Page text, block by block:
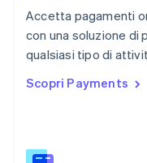
Accetta pagamenti
con una soluzione di
qualsiasi tipo di
Scopri Payments
English简体中文
Regno Unito
English
English
English